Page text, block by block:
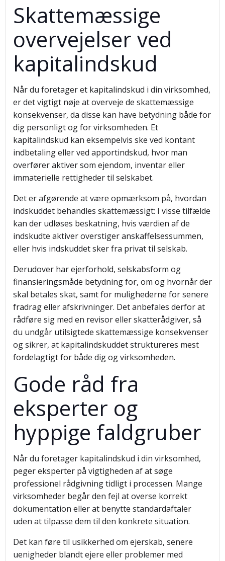
Skattemæssige
overvejelser ved
kapitalindskud
Når du foretager et kapitalindskud i din virksomhed,
er det vigtigt nøje at overveje de skattemæssige
konsekvenser, da disse kan have betydning både for
dig personligt og for virksomheden. Et
kapitalindskud kan eksempelvis ske ved kontant
indbetaling eller ved apportindskud, hvor man
overfører aktiver som ejendom, inventar eller
immaterielle rettigheder til selskabet.
Det er afgørende at være opmærksom på, hvordan
indskuddet behandles skattemæssigt: I visse tilfælde
kan der udløses beskatning, hvis værdien af de
indskudte aktiver overstiger anskaffelsessummen,
eller hvis indskuddet sker fra privat til selskab.
Derudover har ejerforhold, selskabsform og
finansieringsmåde betydning for, om og hvornår der
skal betales skat, samt for mulighederne for senere
fradrag eller afskrivninger. Det anbefales derfor at
rådføre sig med en revisor eller skatterådgiver, så
du undgår utilsigtede skattemæssige konsekvenser
og sikrer, at kapitalindskuddet struktureres mest
fordelagtigt for både dig og virksomheden.
Gode råd fra
eksperter og
hyppige faldgruber
Når du foretager kapitalindskud i din virksomhed,
peger eksperter på vigtigheden af at søge
professionel rådgivning tidligt i processen. Mange
virksomheder begår den fejl at overse korrekt
dokumentation eller at benytte standardaftaler
uden at tilpasse dem til den konkrete situation.
Det kan føre til usikkerhed om ejerskab, senere
uenigheder blandt ejere eller problemer med